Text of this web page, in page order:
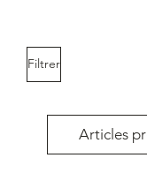
Filtrer
Articles